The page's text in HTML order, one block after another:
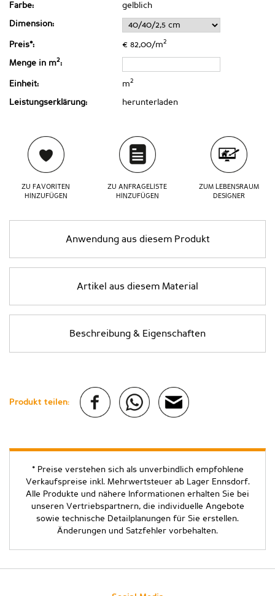
Farbe: gelblich
Dimension:
Preis*: € 82,00/m2
Menge in m2:
Einheit: m2
Leistungserklärung: herunterladen
ZU FAVORITEN
HINZUFÜGEN
ZU ANFRAGELISTE
HINZUFÜGEN
ZUM LEBENSRAUM
DESIGNER
Anwendung aus diesem Produkt
Artikel aus diesem Material
Beschreibung & Eigenschaften
Produkt teilen:
* Preise verstehen sich als unverbindlich empfohlene
Verkaufspreise inkl. Mehrwertsteuer ab Lager Ennsdorf.
Alle Produkte und nähere Informationen erhalten Sie bei
unseren Vertriebspartnern, die individuelle Angebote
sowie technische Detailplanungen für Sie erstellen.
Änderungen und Satzfehler vorbehalten.